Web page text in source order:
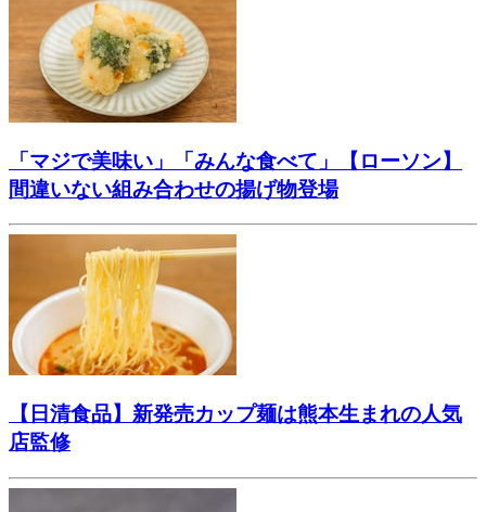
「マジで美味い」「みんな食べて」【ローソン】
間違いない組み合わせの揚げ物登場
【日清食品】新発売カップ麺は熊本生まれの人気
店監修